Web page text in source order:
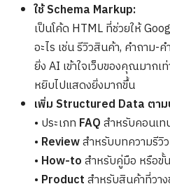
ใช้ Schema Markup:
เป็นโค้ด HTML ที่ช่วยให้
อะไร เช่น รีวิวสินค้า, คำถาม-
ยิ่ง AI เข้าใจเว็บของคุณมากเ
หยิบไปแสดงยิ่งมากขึ้น
เพิ่ม Structured Data ตาม
• ประเภท FAQสำหรับคอนเ
• Reviewสำหรับบทความรีวิว
• How-toสำหรับคู่มือ หรือขั้
• Productสำหรับสินค้าที่วา